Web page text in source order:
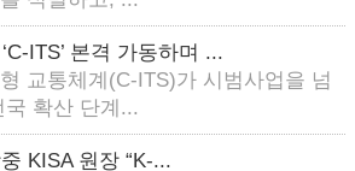
ITS’ 본격 가동하며 ...
교통체계(C-ITS)가 시범사업을 넘
확산 단계...
KISA 원장 “K-...